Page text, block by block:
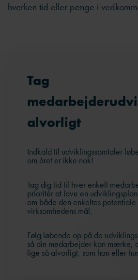
hverken tid eller penge i
Tag
alvorligt
Indkald til udviklingssamtaler
om året er ikke nok!
Tag dig tid til hver enkelt
prioritér at lave en
om både den enkeltes potentiale
virksomhedens mål.
Følg løbende op på de
så din medarbejder kan mærke,
lige så alvorligt, som han eller